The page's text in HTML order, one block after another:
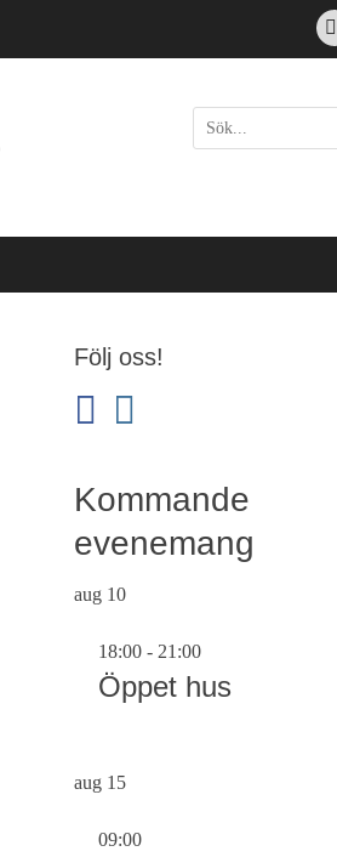
Sök
efter:
Följ oss!
facebook
Kommande
evenemang
aug 10
18:00 - 21:00
Öppet hus
aug 15
09:00